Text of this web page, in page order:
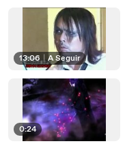
13:06 | A Seguir
0:24